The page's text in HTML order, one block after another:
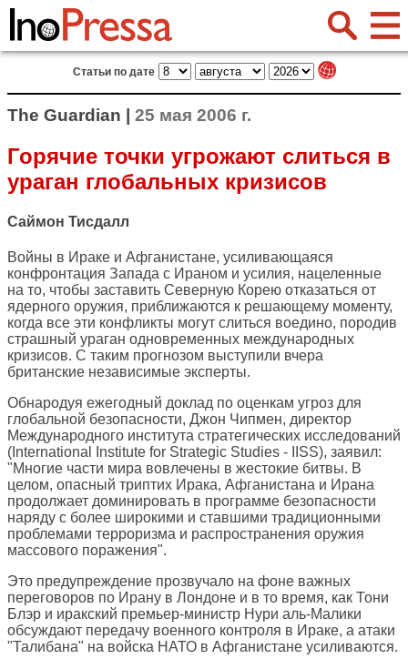
Статьи по дате
The Guardian | 25 мая 2006 г.
Горячие точки угрожают слиться в
ураган глобальных кризисов
Саймон Тисдалл
Войны в Ираке и Афганистане, усиливающаяся
конфронтация Запада с Ираном и усилия, нацеленные
на то, чтобы заставить Северную Корею отказаться от
ядерного оружия, приближаются к решающему моменту,
когда все эти конфликты могут слиться воедино, породив
страшный ураган одновременных международных
кризисов. С таким прогнозом выступили вчера
британские независимые эксперты.
Обнародуя ежегодный доклад по оценкам угроз для
глобальной безопасности, Джон Чипмен, директор
Международного института стратегических исследований
(International Institute for Strategic Studies - IISS), заявил:
"Многие части мира вовлечены в жестокие битвы. В
целом, опасный триптих Ирака, Афганистана и Ирана
продолжает доминировать в программе безопасности
наряду с более широкими и ставшими традиционными
проблемами терроризма и распространения оружия
массового поражения".
Это предупреждение прозвучало на фоне важных
переговоров по Ирану в Лондоне и в то время, как Тони
Блэр и иракский премьер-министр Нури аль-Малики
обсуждают передачу военного контроля в Ираке, а атаки
"Талибана" на войска НАТО в Афганистане усиливаются.